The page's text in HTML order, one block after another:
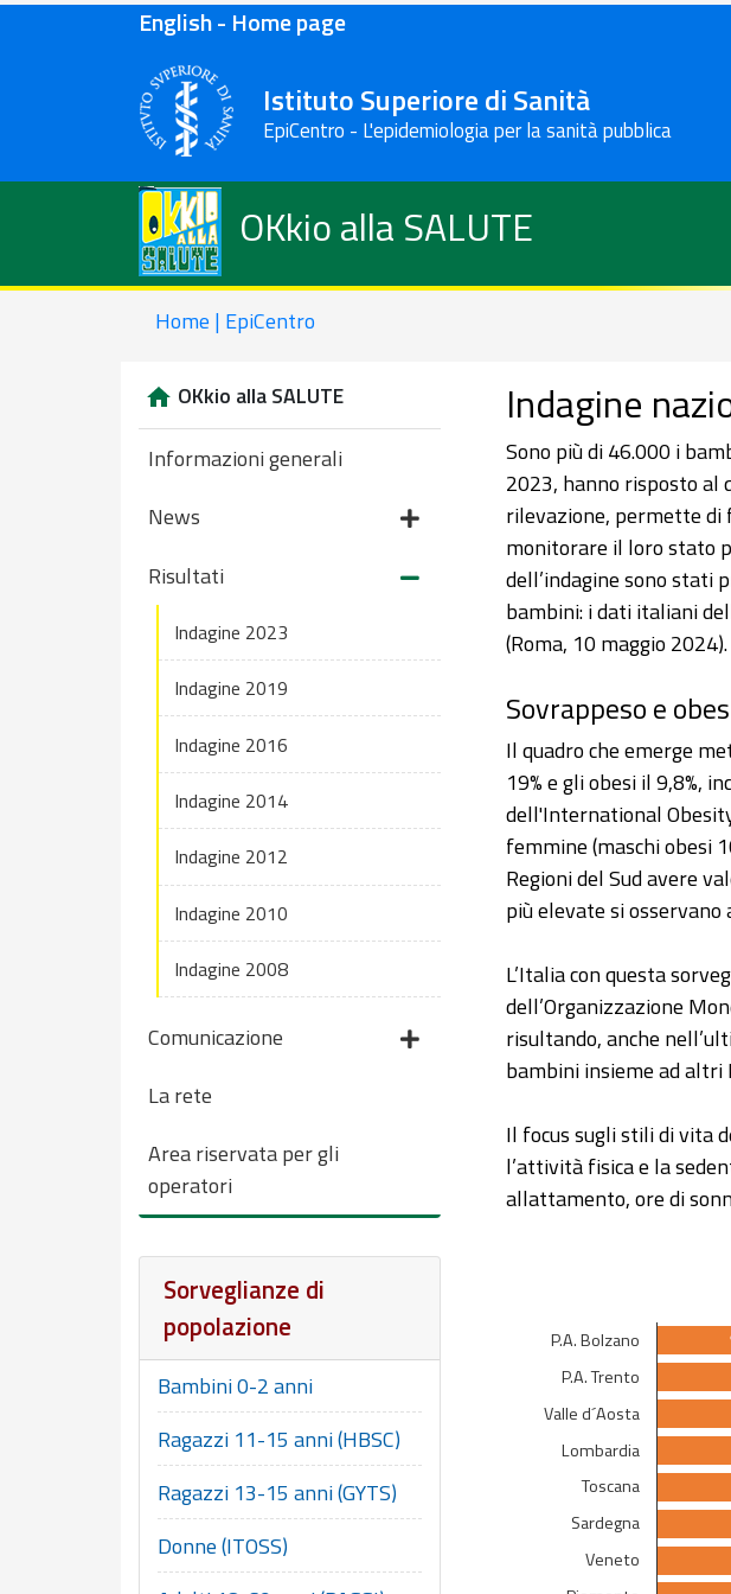
English - Home page
Istituto Superiore di Sanità
EpiCentro - L'epidemiologia per la sanità pubblica
OKkio alla SALUTE
Home | EpiCentro
OKkio alla SALUTE
Informazioni generali
News
Risultati
Indagine 2023
Indagine 2019
Indagine 2016
Indagine 2014
Indagine 2012
Indagine 2010
Indagine 2008
Comunicazione
La rete
Area riservata per gli
operatori
Sorveglianze di
popolazione
Bambini 0-2 anni
Ragazzi 11-15 anni (HBSC)
Ragazzi 13-15 anni (GYTS)
Donne (ITOSS)
Indagine
Sono più di 46.000 i
2023, hanno risposto al
rilevazione, permette
monitorare il loro stato
dell’indagine sono stati
bambini: i dati italiani
(Roma, 10 maggio 2024).
Sovrappeso e
Il quadro che emerge
19% e gli obesi il 9,8%,
dell'International
femmine (maschi obesi
Regioni del Sud avere
più elevate si osservano
L’Italia con questa
dell’Organizzazione
risultando, anche
bambini insieme ad altri
Il focus sugli stili di vita
l’attività fisica e la
allattamento, ore di
OKkio alla SALUTE 2023
View as data table,
The chart has 1 X axis
The chart has 1 Y axis
Veneto
Sardegna
Toscana
Lombardia
Valle d´Aosta
P.A. Trento
P.A. Bolzano